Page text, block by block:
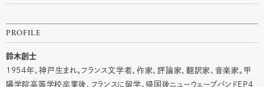
PROFILE
鈴木創士
1954年、神戸生まれ。フランス文学者、作家、評論家、翻訳家、音楽家。甲
陽学院高等学校卒業後、フランスに留学。帰国後ニューウェーブバンドEP4